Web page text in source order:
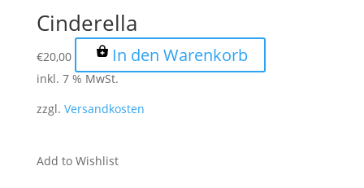
Cinderella
€20,00 In den Warenkorb
inkl. 7 % MwSt.
zzgl. Versandkosten
Add to Wishlist